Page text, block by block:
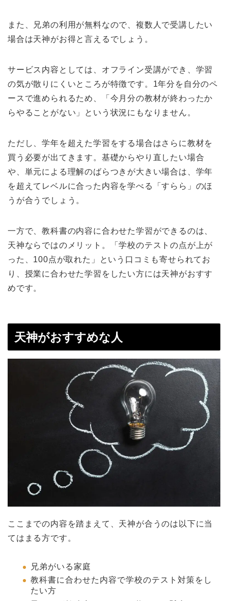
また、兄弟の利用が無料なので、複数人で受講したい
場合は天神がお得と言えるでしょう。
サービス内容としては、オフライン受講ができ、学習
の気が散りにくいところが特徴です。1年分を自分のペ
ースで進められるため、「今月分の教材が終わったか
らやることがない」という状況にもなりません。
ただし、学年を超えた学習をする場合はさらに教材を
買う必要が出てきます。基礎からやり直したい場合
や、単元による理解のばらつきが大きい場合は、学年
を超えてレベルに合った内容を学べる「すらら」のほ
うが合うでしょう。
一方で、教科書の内容に合わせた学習ができるのは、
天神ならではのメリット。「学校のテストの点が上が
った、100点が取れた」という口コミも寄せられてお
り、授業に合わせた学習をしたい方には天神がおすす
めです。
天神がおすすめな人
ここまでの内容を踏まえて、天神が合うのは以下に当
てはまる方です。
兄弟がいる家庭
教科書に合わせた内容で学校のテスト対策をし
たい方